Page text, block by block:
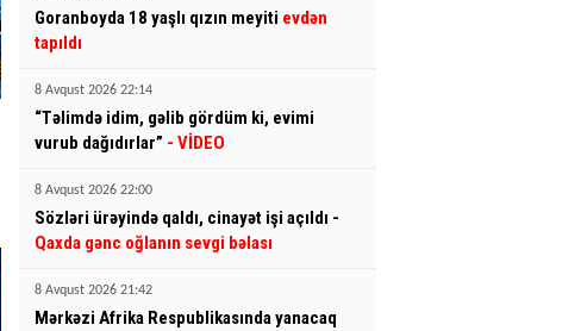
Goranboyda 18 yaşlı qızın meyiti evdən
tapıldı
8 Avqust 2026 22:14
“Təlimdə idim, gəlib gördüm ki, evimi
vurub dağıdırlar” - VİDEO
8 Avqust 2026 22:00
Sözləri ürəyində qaldı, cinayət işi açıldı -
Qaxda gənc oğlanın sevgi bəlası
8 Avqust 2026 21:42
Mərkəzi Afrika Respublikasında yanacaq